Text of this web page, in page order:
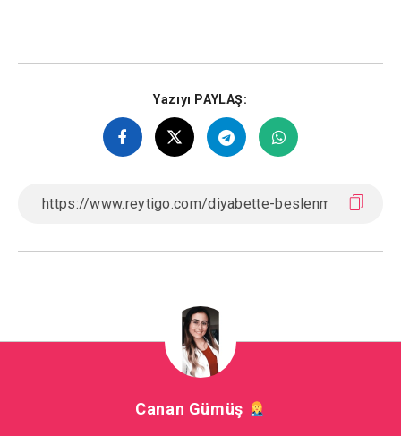
Yazıyı PAYLAŞ:
Canan Gümüş